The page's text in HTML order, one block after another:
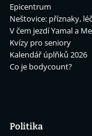
Epicentrum
Neštovice: příznaky,
V čem jezdí Yamal a
Kvízy pro seniory
Kalendář úplňků 2026
Co je bodycount?
Politika